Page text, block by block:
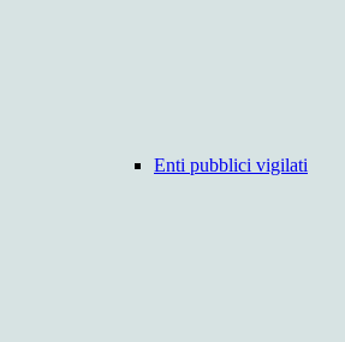
Enti pubblici vigilati